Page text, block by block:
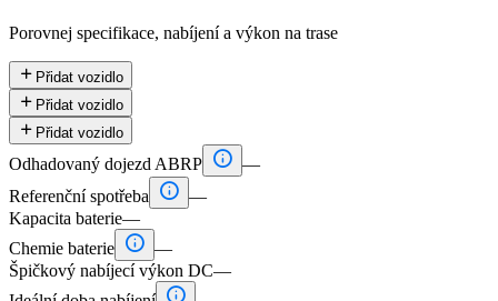
Porovnej specifikace, nabíjení a výkon na trase
 Přidat vozidlo
 Přidat vozidlo
 Přidat vozidlo
Odhadovaný dojezd ABRP  —
Referenční spotřeba
 —
Kapacita baterie—
Chemie baterie  —
Špičkový nabíjecí výkon DC—
